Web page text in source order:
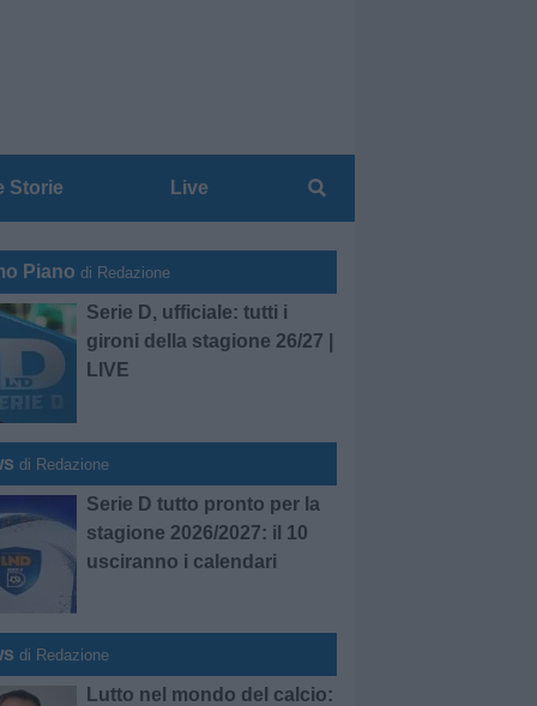
Storie Live
Piano di Redazione
Serie D, ufficiale: tutti i
gironi della stagione 26/27 |
LIVE
di Redazione
Serie D tutto pronto per la
stagione 2026/2027: il 10
usciranno i calendari
di Redazione
Lutto nel mondo del calcio: